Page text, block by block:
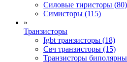
Силовые тиристоры (80)
Симисторы (115)
»
Транзисторы
Igbt транзисторы (18)
Свч транзисторы (15)
Транзисторы